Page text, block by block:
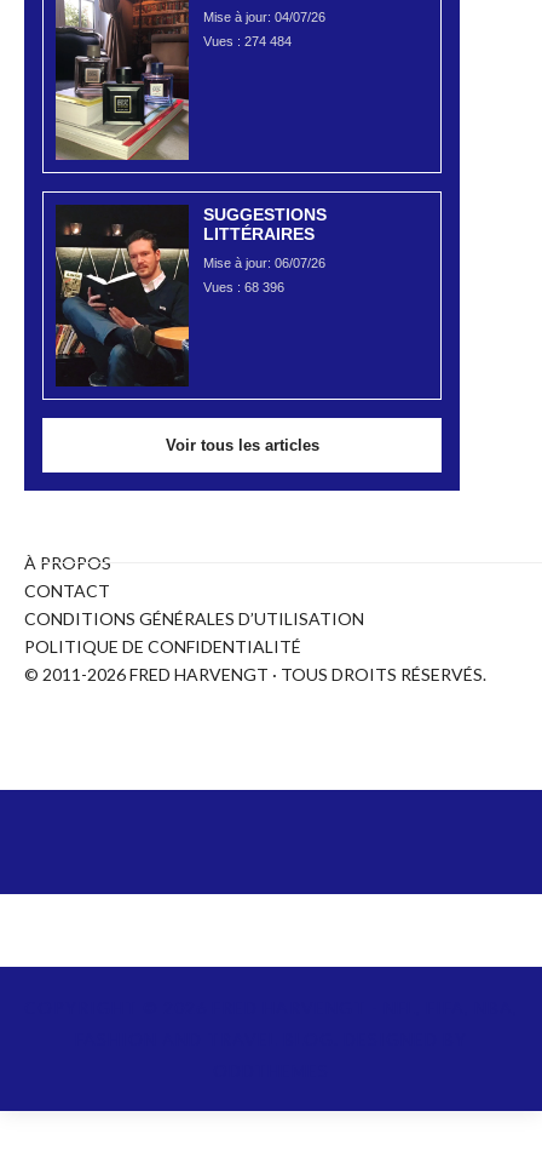
Mise à jour: 04/07/26
Vues : 274 484
SUGGESTIONS
LITTÉRAIRES
Mise à jour: 06/07/26
Vues : 68 396
Voir tous les articles
À PROPOS
CONTACT
CONDITIONS GÉNÉRALES D’UTILISATION
POLITIQUE DE CONFIDENTIALITÉ
© 2011-2026 FRED HARVENGT · TOUS DROITS RÉSERVÉS.